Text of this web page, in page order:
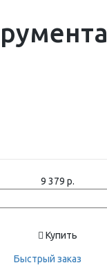
9 379 р.
Купить
Быстрый заказ